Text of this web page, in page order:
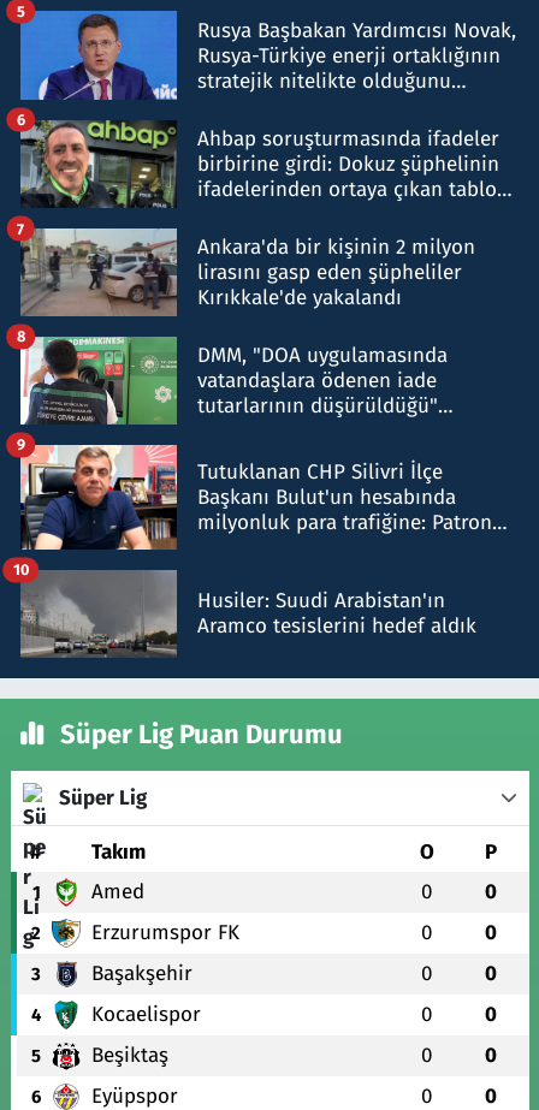
Rusya Başbakan Yardımcısı Novak,
Rusya-Türkiye enerji ortaklığının
stratejik nitelikte olduğunu
5
Ahbap soruşturmasında ifadeler
birbirine girdi: Dokuz şüphelinin
ifadelerinden ortaya çıkan tablo
6
Ankara'da bir kişinin 2 milyon
lirasını gasp eden şüpheliler
Kırıkkale'de yakalandı
7
DMM, "DOA uygulamasında
vatandaşlara ödenen iade
tutarlarının düşürüldüğü"
8
Tutuklanan CHP Silivri İlçe
Başkanı Bulut'un hesabında
milyonluk para trafiğine: Patron
9
Husiler: Suudi Arabistan'ın
Aramco tesislerini hedef aldık
10
Süper Lig Puan Durumu
Süper Lig
# Takım O P
1 Amed 0 0
2 Erzurumspor FK 0 0
3 Başakşehir 0 0
4 Kocaelispor 0 0
5 Beşiktaş 0 0
6 Eyüpspor 0 0